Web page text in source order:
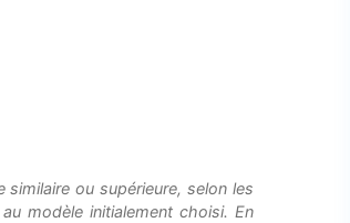
ou supérieure, selon les
modèle initialement choisi. En